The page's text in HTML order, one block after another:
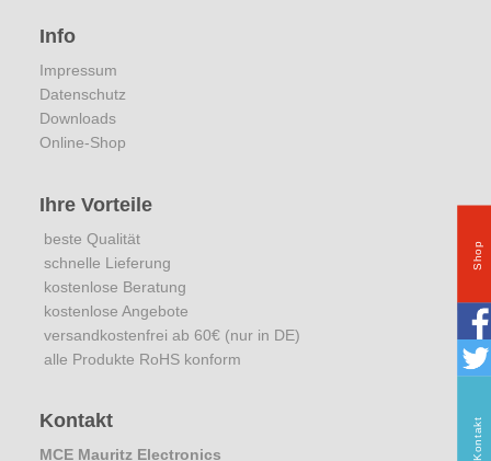
Info
Impressum
Datenschutz
Downloads
Online-Shop
Ihre Vorteile
beste Qualität
schnelle Lieferung
kostenlose Beratung
kostenlose Angebote
versandkostenfrei ab 60€ (nur in DE)
alle Produkte RoHS konform
Kontakt
MCE Mauritz Electronics
Shop
Kontakt